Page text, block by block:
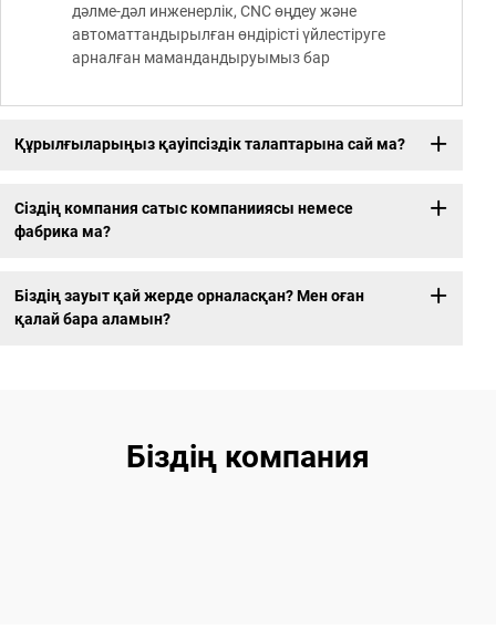
дәлме-дәл инженерлік, CNC өңдеу және
автоматтандырылған өндірісті үйлестіруге
арналған мамандандыруымыз бар
Құрылғыларыңыз қауіпсіздік талаптарына сай ма?
Сіздің компания сатыс компанииясы немесе
фабрика ма?
Біздің зауыт қай жерде орналасқан? Мен оған
қалай бара аламын?
Біздің компания